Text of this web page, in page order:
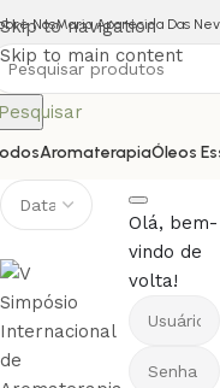
Skip to navigation
Skip to main content
NósMaria Aparecida Das
AromaterapiaÓleos
Olá, bem-
vindo de
volta!